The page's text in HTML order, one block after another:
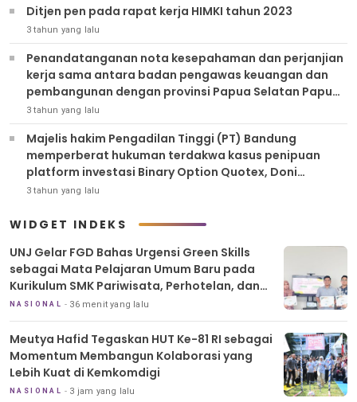
Ditjen pen pada rapat kerja HIMKI tahun 2023
3 tahun yang lalu
Penandatanganan nota kesepahaman dan perjanjian
kerja sama antara badan pengawas keuangan dan
pembangunan dengan provinsi Papua Selatan Papua
tengah Papua pegunungan dan Papua barat daya
3 tahun yang lalu
Majelis hakim Pengadilan Tinggi (PT) Bandung
memperberat hukuman terdakwa kasus penipuan
platform investasi Binary Option Quotex, Doni
Salmanan menjadi delapan tahun penjara dan
3 tahun yang lalu
WIDGET INDEKS
UNJ Gelar FGD Bahas Urgensi Green Skills
sebagai Mata Pelajaran Umum Baru pada
Kurikulum SMK Pariwisata, Perhotelan, dan
UPW
NASIONAL 36 menit yang lalu
Meutya Hafid Tegaskan HUT Ke-81 RI sebagai
Momentum Membangun Kolaborasi yang
Lebih Kuat di Kemkomdigi
NASIONAL 3 jam yang lalu